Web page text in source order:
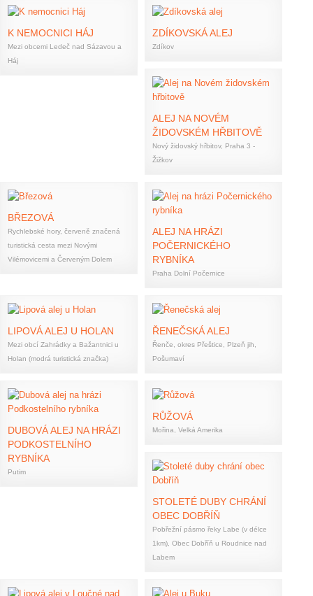
K NEMOCNICI HÁJ
Mezi obcemi Ledeč nad Sázavou a
Háj
ZDÍKOVSKÁ ALEJ
Zdíkov
ALEJ NA NOVÉM
ŽIDOVSKÉM HŘBITOVĚ
Nový židovský hřbitov, Praha 3 -
Žižkov
BŘEZOVÁ
Rychlebské hory, červeně značená
turistická cesta mezi Novými
Vilémovicemi a Červeným Dolem
ALEJ NA HRÁZI
POČERNICKÉHO
RYBNÍKA
Praha Dolní Počernice
LIPOVÁ ALEJ U HOLAN
Mezi obcí Zahrádky a Bažantnici u
Holan (modrá turistická značka)
ŘENEČSKÁ ALEJ
Řenče, okres Přeštice, Plzeň jih,
Pošumaví
DUBOVÁ ALEJ NA HRÁZI
PODKOSTELNÍHO
RYBNÍKA
Putim
RŮŽOVÁ
Mořina, Velká Amerika
STOLETÉ DUBY CHRÁNÍ
OBEC DOBŘÍŇ
Pobřežní pásmo řeky Labe (v délce
1km), Obec Dobříň u Roudnice nad
Labem